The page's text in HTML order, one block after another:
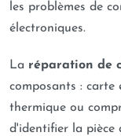
les problèmes de
électroniques.
La réparation de
composants : carte
thermique ou
d'identifier la pièce